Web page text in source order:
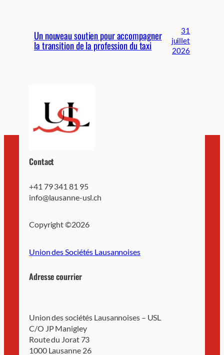
Un nouveau soutien pour accompagner
la transition de la profession du taxi
31
juillet
2026
Contact
+41 79 341 81 95
info@lausanne-usl.ch
Copyright ©2026
Union des Sociétés Lausannoises
Adresse courrier
Union des sociétés Lausannoises – USL
C/O JP Manigley
Route du Jorat 73
1000 Lausanne 26